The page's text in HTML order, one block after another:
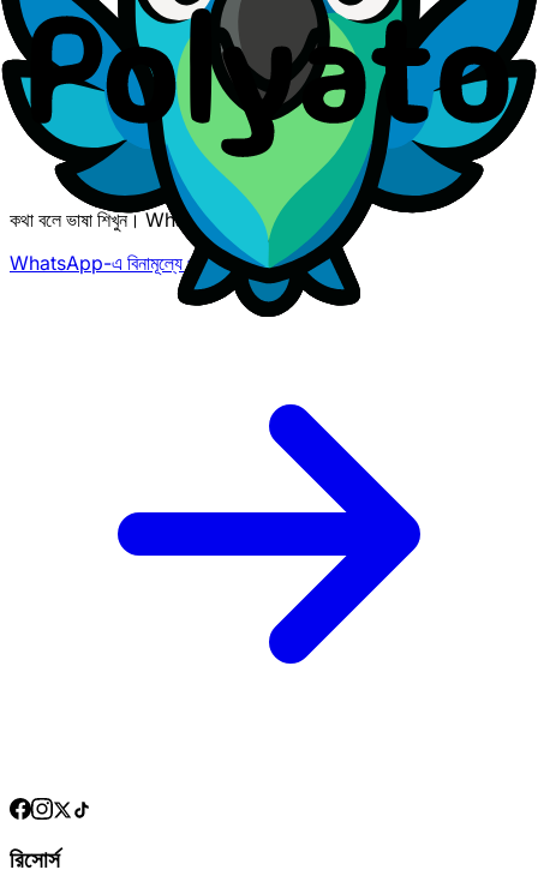
কথা বলে ভাষা শিখুন। WhatsApp-এ।
WhatsApp-এ বিনামূল্যে পরীক্ষা করুন
রিসোর্স